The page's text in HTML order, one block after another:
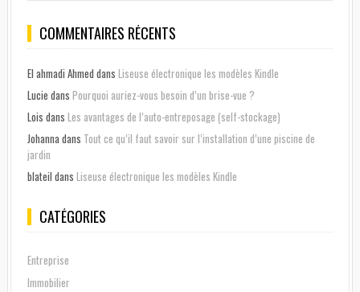
COMMENTAIRES RÉCENTS
El ahmadi Ahmed dans Liseuse électronique les modèles Kindle
Lucie dans Pourquoi auriez-vous besoin d’un brise-vue ?
Lois dans Les avantages de l’auto-entreposage (self-stockage)
Johannadans Tout ce qu’il faut savoir sur l’installation d’une piscine de
jardin
blateil dans Liseuse électronique les modèles Kindle
CATÉGORIES
Entreprise
Immobilier